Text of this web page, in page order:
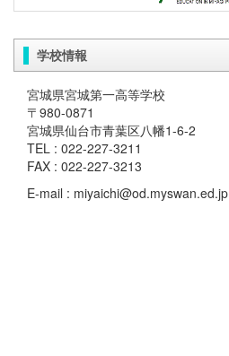
学校情報
宮城県宮城第一高等学校
〒980-0871
宮城県仙台市青葉区八幡1-6-2
TEL : 022-227-3211
FAX : 022-227-3213
E-mail : miyaichi@od.myswan.ed.jp